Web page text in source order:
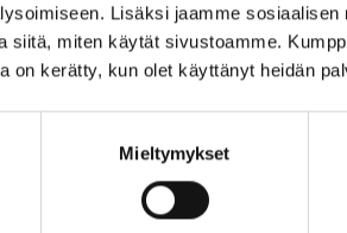
Lisäksi jaamme
siitä, miten käytät sivustoamme.
on kerätty, kun olet käyttänyt heidän
Mieltymykset